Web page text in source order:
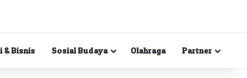
& Bisnis Sosial Budaya Olahraga Partner